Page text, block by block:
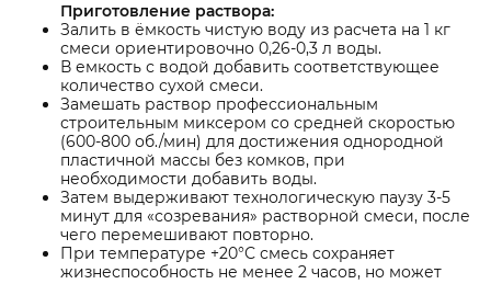
Приготовление раствора:
Залить в ёмкость чистую воду из расчета на 1 кг
смеси ориентировочно 0,26-0,3 л воды.
В емкость с водой добавить соответствующее
количество сухой смеси.
Замешать раствор профессиональным
строительным миксером со средней скоростью
(600-800 об./мин) для достижения однородной
пластичной массы без комков, при
необходимости добавить воды.
Затем выдерживают технологическую паузу 3-5
минут для «созревания» растворной смеси, после
чего перемешивают повторно.
При температуре +20°С смесь сохраняет
жизнеспособность не менее 2 часов, но может